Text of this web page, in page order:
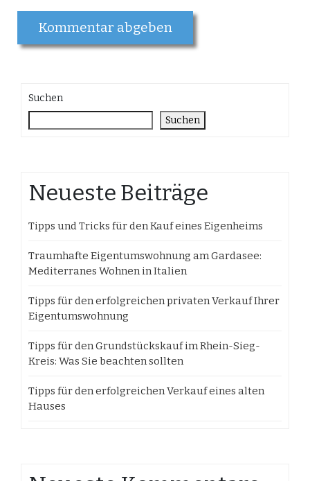
Suchen
Suchen
Neueste Beiträge
Tipps und Tricks für den Kauf eines Eigenheims
Traumhafte Eigentumswohnung am Gardasee:
Mediterranes Wohnen in Italien
Tipps für den erfolgreichen privaten Verkauf Ihrer
Eigentumswohnung
Tipps für den Grundstückskauf im Rhein-Sieg-
Kreis: Was Sie beachten sollten
Tipps für den erfolgreichen Verkauf eines alten
Hauses